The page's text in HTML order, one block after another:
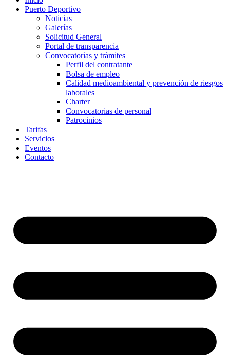
Puerto Deportivo
Noticias
Galerías
Solicitud General
Portal de transparencia
Convocatorias y trámites
Perfil del contratante
Bolsa de empleo
Calidad medioambiental y prevención de riesgos
laborales
Charter
Convocatorias de personal
Patrocinios
Tarifas
Servicios
Eventos
Contacto